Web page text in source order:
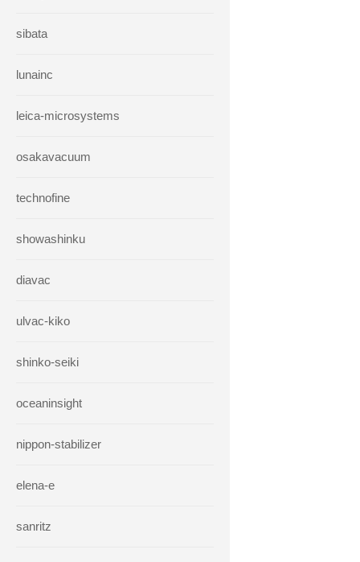
sibata
lunainc
leica-microsystems
osakavacuum
technofine
showashinku
diavac
ulvac-kiko
shinko-seiki
oceaninsight
nippon-stabilizer
elena-e
sanritz